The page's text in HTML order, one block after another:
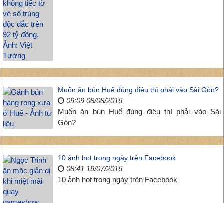
Muốn ăn bún Huế đúng điệu thì phải vào Sài Gòn?
09:09 08/08/2016
Muốn ăn bún Huế đúng điệu thì phải vào Sài
Gòn?
10 ảnh hot trong ngày trên Facebook
08:41 19/07/2016
10 ảnh hot trong ngày trên Facebook